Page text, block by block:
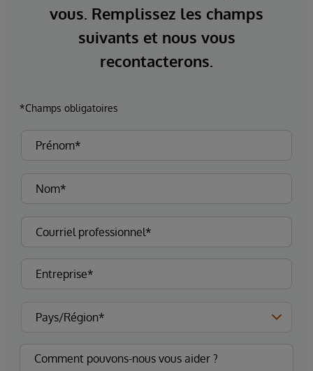
vous. Remplissez les champs
suivants et nous vous
recontacterons.
*Champs obligatoires